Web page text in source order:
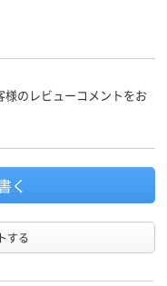
様のレビューコメントをお
く
する